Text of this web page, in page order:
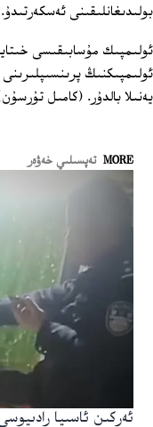
بولىدىغانلىقىنى ئەسكەرتىدۇ.
ئولىمپىك مۇسابىقىسى
ئولىمپىكنىڭ
يەنىلا بالدۇر. (كامىل
MORE تەپسىلىي خەۋەر